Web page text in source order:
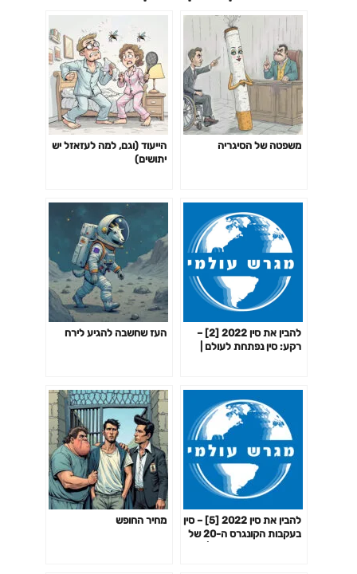
משפטה של הסיגריה
הייעוד (וגם, למה לעזאזל יש
יתושים)
להבין את סין 2022 [2] –
רקע: סין נפתחת לעולם |
העז שחשבה להגיע לירח
להבין את סין 2022 [5] – סין
בעקבות הקונגרס ה-20 של
מחיר החופש